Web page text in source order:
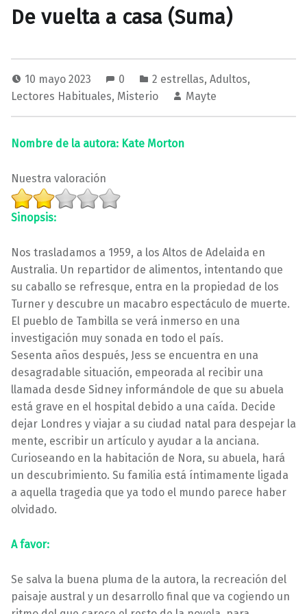
De vuelta a casa (Suma)
10 mayo 2023 0 2 estrellas, Adultos,
Lectores Habituales, Misterio Mayte
Nombre de la autora: Kate Morton
Nuestra valoración
Sinopsis:
Nos trasladamos a 1959, a los Altos de Adelaida en
Australia. Un repartidor de alimentos, intentando que
su caballo se refresque, entra en la propiedad de los
Turner y descubre un macabro espectáculo de muerte.
El pueblo de Tambilla se verá inmerso en una
investigación muy sonada en todo el país.
Sesenta años después, Jess se encuentra en una
desagradable situación, empeorada al recibir una
llamada desde Sidney informándole de que su abuela
está grave en el hospital debido a una caída. Decide
dejar Londres y viajar a su ciudad natal para despejar la
mente, escribir un artículo y ayudar a la anciana.
Curioseando en la habitación de Nora, su abuela, hará
un descubrimiento. Su familia está íntimamente ligada
a aquella tragedia que ya todo el mundo parece haber
olvidado.
A favor:
Se salva la buena pluma de la autora, la recreación del
paisaje austral y un desarrollo final que va cogiendo un